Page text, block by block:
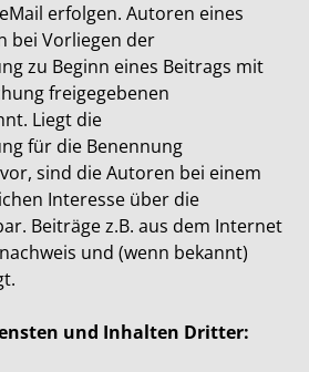
erfolgen. Autoren eines
bei Vorliegen der
zu Beginn eines Beitrags mit
freigegebenen
Liegt die
für die Benennung
sind die Autoren bei einem
Interesse über die
Beiträge z.B. aus dem Internet
und (wenn bekannt)
und Inhalten Dritter: